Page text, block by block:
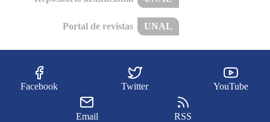
Portal de revistas UNAL
Facebook Twitter YouTube
Email RSS